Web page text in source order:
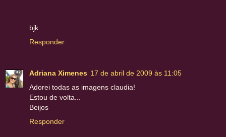
bjk
Responder
Adriana Ximenes 17 de abril de 2009 às 11:05
Adorei todas as imagens claudia!
Estou de volta...
Beijos
Responder